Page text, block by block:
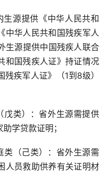
生源提供《中华人民共和
中华人民共和国残疾军人
生源提供中国残疾人联合
和国残疾人证》持证情况
疾军人证》（1到8级）
戊类）：省外生源需提供
学贷款证明；
类（己类）：省外生源需
人员救助供养有关证明材